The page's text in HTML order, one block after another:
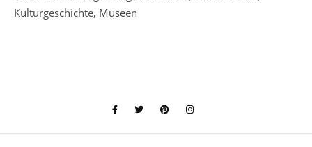
Kulturgeschichte, Museen